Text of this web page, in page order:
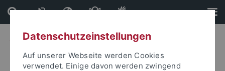
Direkt
zum
Inhalt
Direkt
zur
Fußleiste
Datenschutzeinstellungen
Auf unserer Webseite werden Cookies
verwendet. Einige davon werden zwingend